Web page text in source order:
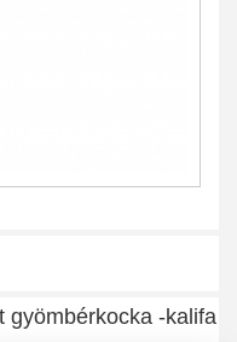
gyömbérkocka -kalifa